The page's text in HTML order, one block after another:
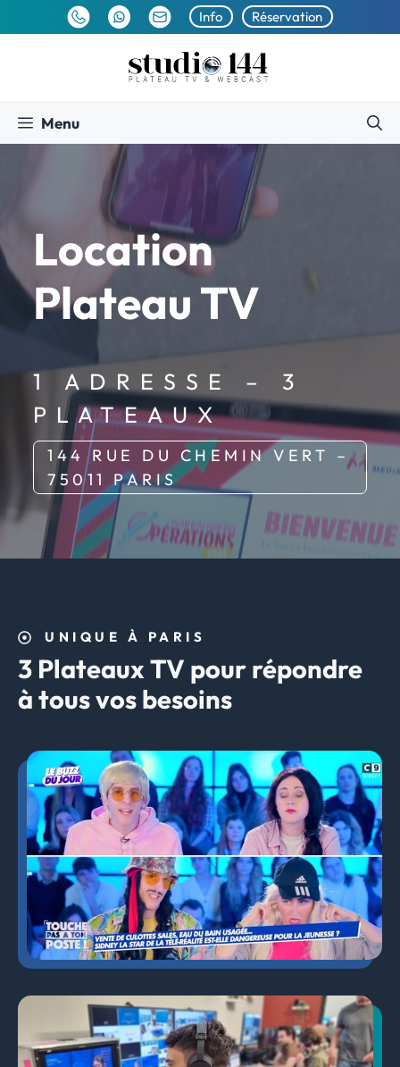
Info Réservation
Menu
Location
Plateau TV
1 ADRESSE – 3
PLATEAUX
144 RUE DU CHEMIN VERT –
75011 PARIS
UNIQUE À PARIS
3 Plateaux TV pour répondre
à tous vos besoins